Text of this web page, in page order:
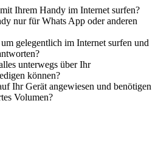
Ihrem Handy im Internet surfen?
nur für Whats App oder anderen
gelegentlich im Internet surfen und
unterwegs über Ihr
können?
Ihr Gerät angewiesen und benötigen
Volumen?